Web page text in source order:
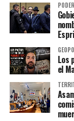
Los
el